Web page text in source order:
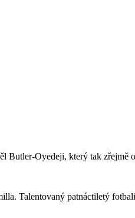
Butler-Oyedeji, který tak zřejmě
Talentovaný patnáctiletý